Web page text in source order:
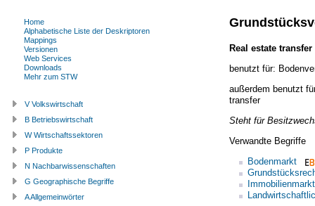
Real estate transfer
benutzt für:
außerdem benutzt
transfer
Steht für
Verwandte Begriffe
Bodenmarkt
Immobilienmarkt
Home
Alphabetische Liste der Deskriptoren
Mappings
Versionen
Web Services
Downloads
Mehr zum STW
V Volkswirtschaft
B Betriebswirtschaft
W Wirtschaftssektoren
P Produkte
N Nachbarwissenschaften
G Geographische Begriffe
A Allgemeinwörter